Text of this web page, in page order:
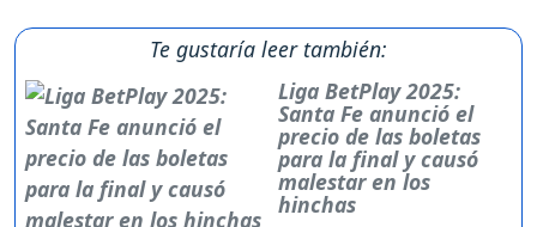
Te gustaría leer también:
Liga BetPlay 2025:
Santa Fe anunció el
precio de las boletas
para la final y causó
malestar en los
hinchas